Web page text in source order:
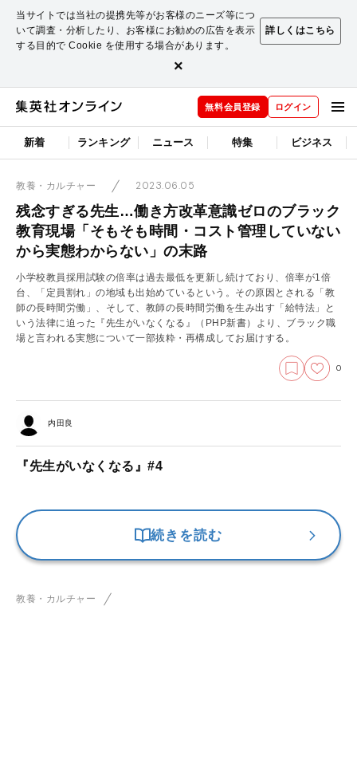
当サイトでは当社の提携先等がお客様のニーズ等につ
いて調査・分析したり、お客様にお勧めの広告を表示
する目的で Cookie を使用する場合があります。
詳しくはこちら
×
無料会員登録 ログイン
新着 ランキング ニュース 特集 ビジネス
教養・カルチャー 2023.06.05
残念すぎる先生…働き方改革意識ゼロのブラック
教育現場「そもそも時間・コスト管理していない
から実態わからない」の末路
小学校教員採用試験の倍率は過去最低を更新し続けており、倍率が1倍
台、「定員割れ」の地域も出始めているという。その原因とされる「教
師の長時間労働」、そして、教師の長時間労働を生み出す「給特法」と
いう法律に迫った『先生がいなくなる』（PHP新書）より、ブラック職
場と言われる実態について一部抜粋・再構成してお届けする。
0
内田良
『先生がいなくなる』#4
続きを読む
教養・カルチャー